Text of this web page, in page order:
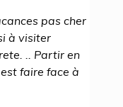
pas cher
à visiter
.. Partir en
faire face à